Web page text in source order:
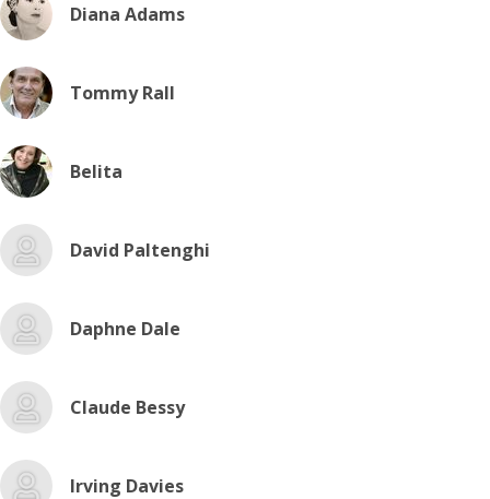
Diana Adams
Tommy Rall
Belita
David Paltenghi
Daphne Dale
Claude Bessy
Irving Davies